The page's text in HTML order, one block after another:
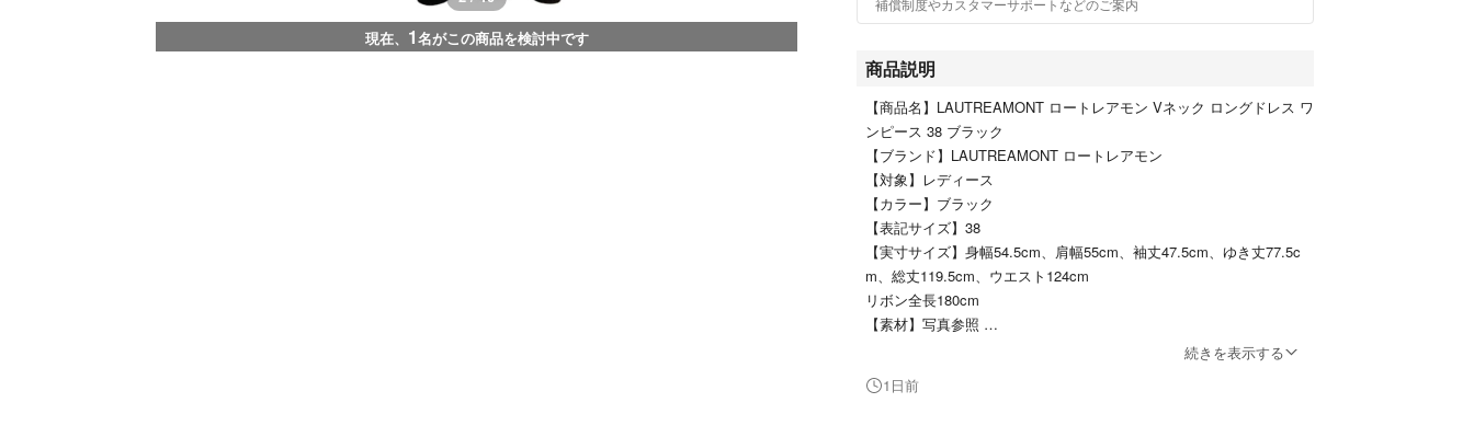
現在、 1名がこの商品を検討中です
商品説明
【商品名】LAUTREAMONT ロートレアモン Vネック ロングドレス ワ
ンピース 38 ブラック
【ブランド】LAUTREAMONT ロートレアモン
【対象】レディース
【カラー】ブラック
【表記サイズ】38
【実寸サイズ】身幅54.5cm、肩幅55cm、袖丈47.5cm、ゆき丈77.5c
m、総丈119.5cm、ウエスト124cm
リボン全長180cm
【素材】写真参照
【状態】・右袖にほつれあり
続きを表示する
1日前